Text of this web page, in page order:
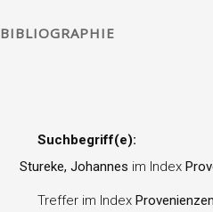
BIBLIOGRAPHIE
Suchbegriff(e):
Stureke, Johannes im Index
Treffer im IndexProvenienzen